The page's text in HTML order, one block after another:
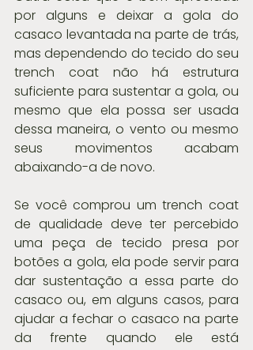
por alguns e deixar a gola do
casaco levantada na parte de trás,
mas dependendo do tecido do seu
trench coat não há estrutura
suficiente para sustentar a gola, ou
mesmo que ela possa ser usada
dessa maneira, o vento ou mesmo
seus movimentos acabam
abaixando-a de novo.
Se você comprou um trench coat
de qualidade deve ter percebido
uma peça de tecido presa por
botões a gola, ela pode servir para
dar sustentação a essa parte do
casaco ou, em alguns casos, para
ajudar a fechar o casaco na parte
da frente quando ele está